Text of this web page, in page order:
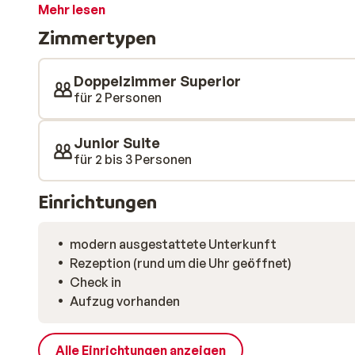
Abendessen genießen können und auf den tollen
sportlichen Tag auf der Piste wunderbar im
entspannen und steht dann am nächsten Tag wieder
Mehr lesen
Zimmertypen
Doppelzimmer Superior
für 2 Personen
Junior Suite
für 2 bis 3 Personen
Einrichtungen
modern ausgestattete Unterkunft
Rezeption (rund um die Uhr geöffnet)
Check in
Aufzug vorhanden
Alle Einrichtungen anzeigen